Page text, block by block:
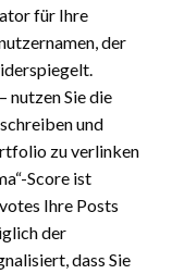
für Ihre
der
nutzen Sie die
und
zu verlinken
Score ist
Ihre Posts
der
dass Sie